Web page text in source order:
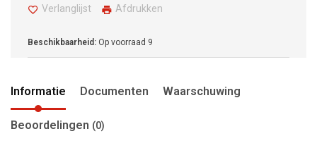
Verlanglijst Afdrukken
Beschikbaarheid: Op voorraad 9
Informatie Documenten Waarschuwing
Beoordelingen (0)